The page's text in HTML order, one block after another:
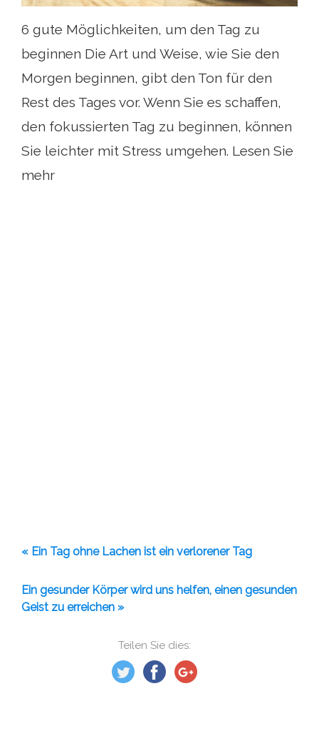
Teilen Sie dies:
6 gute Möglichkeiten, um den Tag zu
beginnen Die Art und Weise, wie Sie den
Morgen beginnen, gibt den Ton für den
Rest des Tages vor. Wenn Sie es schaffen,
den fokussierten Tag zu beginnen, können
Sie leichter mit Stress umgehen. Lesen Sie
mehr
« Ein Tag ohne Lachen ist ein verlorener Tag
Ein gesunder Körper wird uns helfen, einen gesunden
Geist zu erreichen »